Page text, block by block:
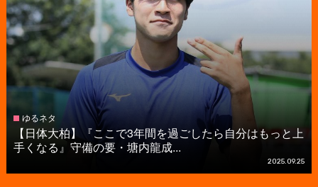
ゆるネタ
【日体大柏】『ここで3年間を過ごしたら自分はもっと上
手くなる』守備の要・塘内龍成...
2025.09.25